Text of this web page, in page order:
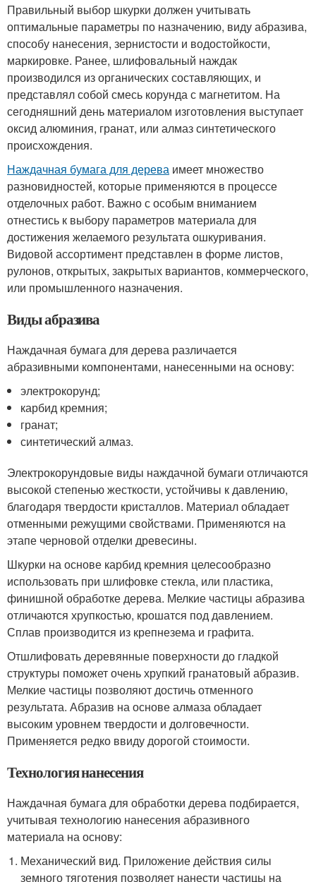
Правильный выбор шкурки должен учитывать
оптимальные параметры по назначению, виду абразива,
способу нанесения, зернистости и водостойкости,
маркировке. Ранее, шлифовальный наждак
производился из органических составляющих, и
представлял собой смесь корунда с магнетитом. На
сегодняшний день материалом изготовления выступает
оксид алюминия, гранат, или алмаз синтетического
происхождения.
Наждачная бумага для дерева имеет множество
разновидностей, которые применяются в процессе
отделочных работ. Важно с особым вниманием
отнестись к выбору параметров материала для
достижения желаемого результата ошкуривания.
Видовой ассортимент представлен в форме листов,
рулонов, открытых, закрытых вариантов, коммерческого,
или промышленного назначения.
Виды абразива
Наждачная бумага для дерева различается
абразивными компонентами, нанесенными на основу:
электрокорунд;
карбид кремния;
гранат;
синтетический алмаз.
Электрокорундовые виды наждачной бумаги отличаются
высокой степенью жесткости, устойчивы к давлению,
благодаря твердости кристаллов. Материал обладает
отменными режущими свойствами. Применяются на
этапе черновой отделки древесины.
Шкурки на основе карбид кремния целесообразно
использовать при шлифовке стекла, или пластика,
финишной обработке дерева. Мелкие частицы абразива
отличаются хрупкостью, крошатся под давлением.
Сплав производится из крепнезема и графита.
Отшлифовать деревянные поверхности до гладкой
структуры поможет очень хрупкий гранатовый абразив.
Мелкие частицы позволяют достичь отменного
результата. Абразив на основе алмаза обладает
высоким уровнем твердости и долговечности.
Применяется редко ввиду дорогой стоимости.
Технология нанесения
Наждачная бумага для обработки дерева подбирается,
учитывая технологию нанесения абразивного
материала на основу:
Механический вид. Приложение действия силы
земного тяготения позволяет нанести частицы на